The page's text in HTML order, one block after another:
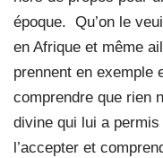
époque. Qu’on le
en Afrique et même
prennent en exemple
comprendre que rien
divine qui lui a
l’accepter et